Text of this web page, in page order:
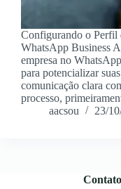
Configurando o Perfil
WhatsApp Business
empresa no
para potencializar
comunicação clara
processo,
aacsou
23/